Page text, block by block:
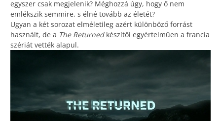
egyszer csak megjelenik? Méghozzá úgy, hogy ő nem
emlékszik semmire, s élné tovább az életét?
Ugyan a két sorozat elméletileg azért különböző forrást
használt, de a The Returnedkészítői egyértelműen a francia
szériát vették alapul.